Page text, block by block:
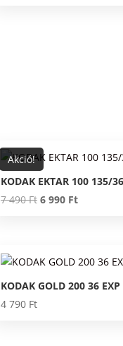
Akció!
KODAK EKTAR 100 135/36
7 490Ft Original
490 Ft.
6 990 FtCurrent
990 Ft.
KODAK GOLD 200 36 EXP
4 790 Ft